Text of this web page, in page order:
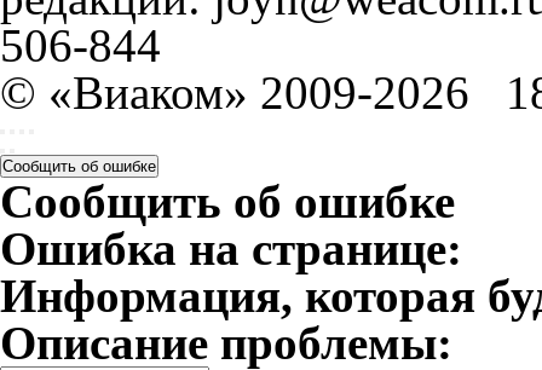
506-844
© «Виаком» 2009-2026
Сообщить об ошибке
Сообщить об ошибке
Ошибка на странице:
Информация, которая
Описание проблемы: